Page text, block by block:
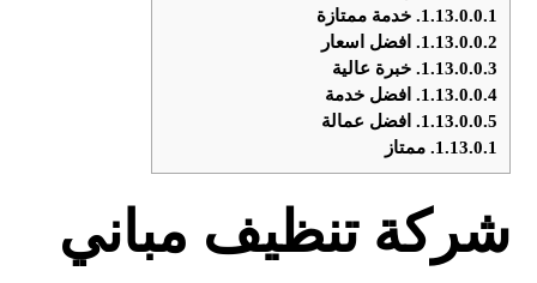
1.13.0.0.1. خدمة ممتازة
1.13.0.0.2.
افضل اسعار
1.13.0.0.3. خبرة عالية
1.13.0.0.4.
افضل خدمة
1.13.0.0.5.
افضل عمالة
1.13.0.1. ممتاز
شركة تنظيف مباني